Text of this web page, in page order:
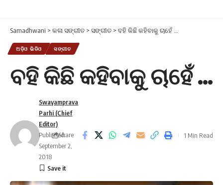
Samadhwani > କଳା ସଙ୍ଗୀତ > ସଙ୍ଗୀତ > ବହି କିଛି କହିବାକୁ ଚାହେଁ …
ଅଡ଼ିଓ ଭିଡିଓ ସଙ୍ଗୀତ
ବହି କିଛି କହିବାକୁ ଚାହେଁ …
Swayamprava
Parhi (Chief
Editor)
Published:
September 2,
2018
Share 1 Min Read